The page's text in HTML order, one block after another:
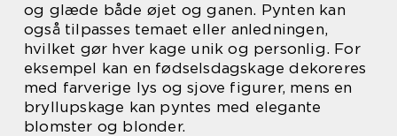
og glæde både øjet og ganen. Pynten kan
også tilpasses temaet eller anledningen,
hvilket gør hver kage unik og personlig. For
eksempel kan en fødselsdagskage dekoreres
med farverige lys og sjove figurer, mens en
bryllupskage kan pyntes med elegante
blomster og blonder.